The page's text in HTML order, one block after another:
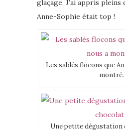
glaçage. J’ai appris pleins
Anne-Sophie était top !
Les sablés flocons que
montré.
Une petite dégustation